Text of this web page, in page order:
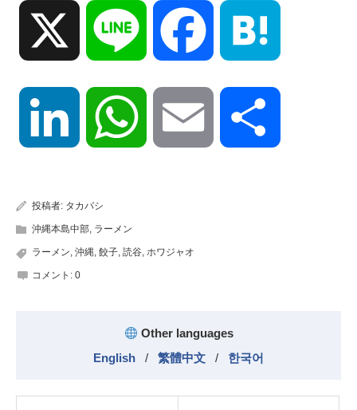
Line Facebook
LinkedIn WhatsApp Email
投稿者: タカバシ
沖縄本島中部, ラーメン
ラーメン, 沖縄, 餃子, 読谷, ホワジャオ
コメント: 0
Other languages
English
/ 繁體中文 / 한국어